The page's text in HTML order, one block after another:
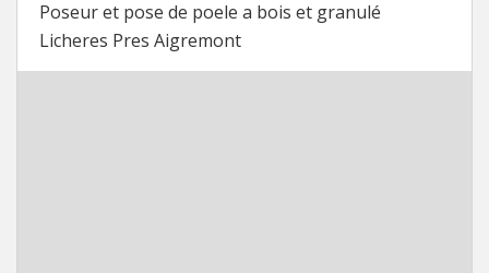
Poseur et pose de poele a bois et granulé
Licheres Pres Aigremont